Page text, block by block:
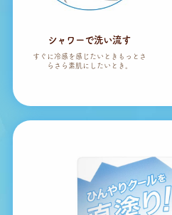
シャワーで洗い流す
すぐに冷感を感じたいとき もっとさ
らさら素肌にしたいとき。